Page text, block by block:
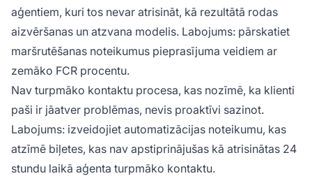
aģentiem, kuri tos nevar atrisināt, kā rezultātā rodas
aizvēršanas un atzvana modelis. Labojums: pārskatiet
maršrutēšanas noteikumus pieprasījuma veidiem ar
zemāko FCR procentu.
Nav turpmāko kontaktu procesa, kas nozīmē, ka klienti
paši ir jāatver problēmas, nevis proaktīvi sazinot.
Labojums: izveidojiet automatizācijas noteikumu, kas
atzīmē biļetes, kas nav apstiprinājušas kā atrisinātas 24
stundu laikā aģenta turpmāko kontaktu.